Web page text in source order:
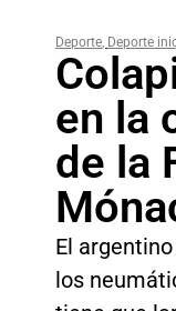
Deporte, Deporte
en la
de la
El
los